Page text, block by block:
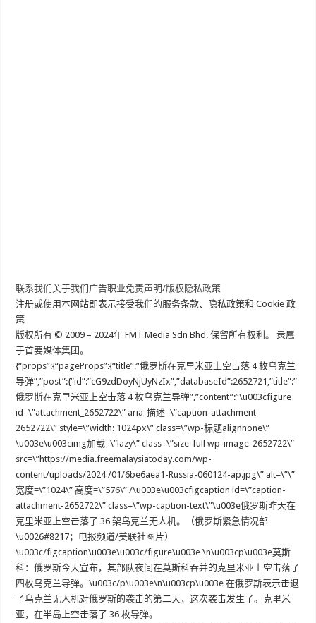
联系我们关于我们广告职业免责声明/版权隐私政策
注册或使用本网站即表示接受我们的服务条款、隐私政策和 Cookie 政
策
版权所有 © 2009 – 2024年 FMT Media Sdn Bhd. 保留所有权利。 隶属
于首要媒体集团。
{“props”:{“pageProps”:{“title”:”俄罗斯在克里米亚上空击落 4 枚乌克兰
导弹”,”post”:{“id”:”cG9zdDoyNjUyNzIx”,”databaseId”:2652721,”title”:”
俄罗斯在克里米亚上空击落 4 枚乌克兰导弹”,”content”:”\u003cfigure
id=\”attachment_2652722\” aria-描述=\”caption-attachment-
2652722\” style=\”width: 1024px\” class=\”wp-标题alignnone\”
\u003e\u003cimg加载=\”lazy\” class=\”size-full wp-image-2652722\”
src=\”https://media.freemalaysiatoday.com/wp-
content/uploads/2024 /01/6be6aea1-Russia-060124-ap.jpg\” alt=\”\”
宽度=\”1024\” 高度=\”576\” /\u003e\u003cfigcaption id=\”caption-
attachment-2652722\” class=\”wp-caption-text\”\u003e俄罗斯昨天在
克里米亚上空击落了 36 架乌克兰无人机。（俄罗斯紧急情况部
\u0026#8217；电报频道/美联社图片）
\u003c/figcaption\u003e\u003c/figure\u003e \n\u003cp\u003e莫斯
科：俄罗斯今天宣布，其部队夜间在莫斯科吞并的克里米亚上空击落了
四枚乌克兰导弹。\u003c/p\u003e\n\u003cp\u003e 在俄罗斯表示击退
了乌克兰无人机对俄罗斯的袭击的第二天，这次袭击发生了。克里米
亚，在半岛上空击落了 36 枚导弹。